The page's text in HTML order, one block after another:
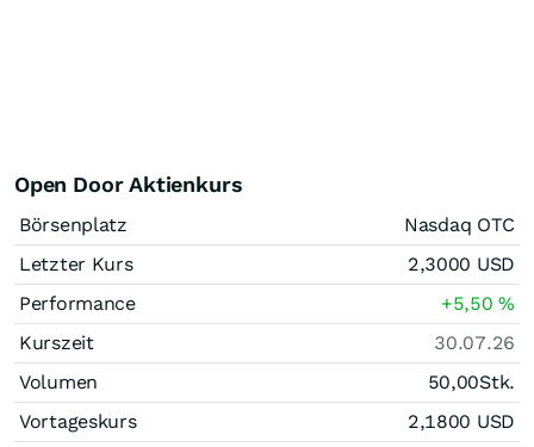
Open Door Aktienkurs
Börsenplatz
Nasdaq OTC
Letzter Kurs
2,3000 USD
Performance
+5,50%
Kurszeit
30.07.26
Volumen
50,00Stk.
Vortageskurs
2,1800 USD